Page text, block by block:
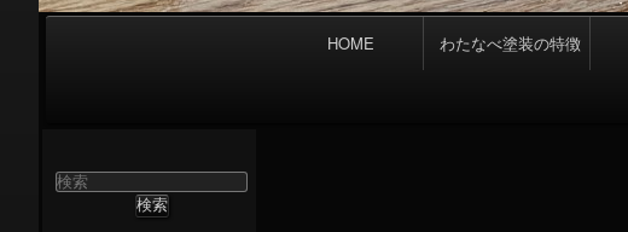
ゲ
HOME わたなべ塗装の特徴
検